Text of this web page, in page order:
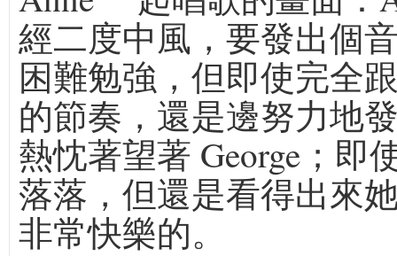
經二度中風，要發出個
困難勉強，但即使完全
的節奏，還是邊努力地
熱忱著望著 George；即
落落，但還是看得出來
非常快樂的。